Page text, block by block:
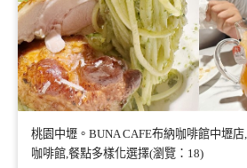
桃園中壢。BUNA CAFE布納咖啡館中壢
咖啡館,餐點多樣化選擇(瀏覽：18)